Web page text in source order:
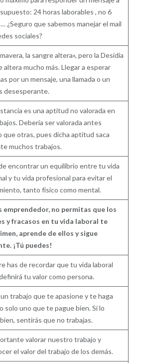
24 horas laborables , no 6
¿Seguro que sabemos manejar el mail
sociales?
la sangre altera», pero la Desidia
altera mucho más. Llegar a esperar
por un mensaje, una llamada o un
desesperante.
es una aptitud no valorada en
Debería ser valorada antes
que otras, pues dicha aptitud saca
muchos trabajos.
encontrar un equilibrio entre tu vida
y tu vida profesional para evitar el
tanto físico como mental.
emprendedor, no permitas que los
y fracasos en tu vida laboral te
aprende de ellos y sigue
¡Tú puedes!
has de recordar que tu vida laboral
tu valor como persona.
trabajo que te apasione y te haga
solo uno que te pague bien. Si lo
sentirás que no trabajas.
valorar nuestro trabajo y
el valor del trabajo de los demás.